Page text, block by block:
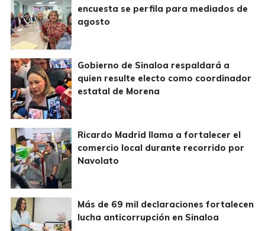
encuesta se perfila para mediados de
agosto
Gobierno de Sinaloa respaldará a
quien resulte electo como coordinador
estatal de Morena
Ricardo Madrid llama a fortalecer el
comercio local durante recorrido por
Navolato
Más de 69 mil declaraciones fortalecen
lucha anticorrupción en Sinaloa